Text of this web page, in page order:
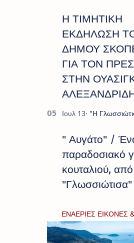
Η ΤΙΜΗΤΙΚΗ
ΕΚΔΗΛΩΣΗ
ΔΗΜΟΥ
ΓΙΑ ΤΟΝ
ΣΤΗΝ
" Αυγάτο" /
παραδοσιακό
κουταλιού,
"Γλωσσιώτισα"
ΕΝΑΕΡΙΕΣ ΕΙΚΟΝΕΣ